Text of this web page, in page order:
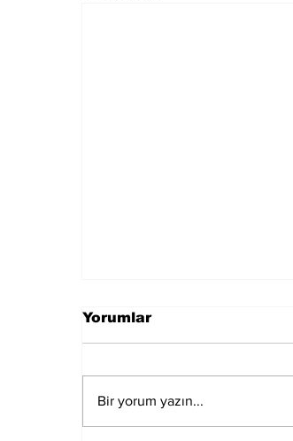
Yorumlar
Bir yorum yazın...